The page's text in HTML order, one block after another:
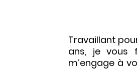
Travaillant
ans, je vous
m’engage à